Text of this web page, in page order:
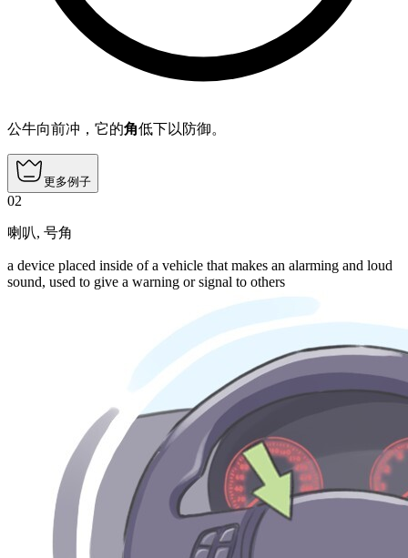
公牛向前冲，它的角低下以防御。
更多例子
02
喇叭, 号角
a device placed inside of a vehicle that makes an alarming and loud
sound, used to give a warning or signal to others